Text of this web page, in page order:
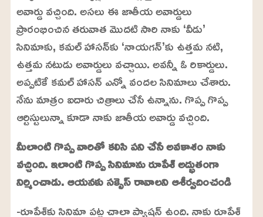
అవార్డు వచ్చింది. అసలు ఈ జాతీయ అవార్డులు
ప్రారంభించిన తరువాత మొదటి సారి నాకు ‘వీడు’
సినిమాకు, కమల్ హాసన్‌కు ‘నాయగన్’కు ఉత్తమ నటి,
ఉత్తమ నటుడు అవార్డులు వచ్చాయి. అవన్నీ ఓ రికార్డులు.
అప్పటికే కమల్ హాసన్ ఎన్నో వందల సినిమాలు చేశారు.
నేను మాత్రం ఐదారు చిత్రాలు చేసే ఉన్నాను. గొప్ప గొప్ప
ఆర్టిస్టులున్నా కూడా నాకు జాతీయ అవార్డు వచ్చింది.
మీలాంటి గొప్ప వారితో కలిసి పని చేసే అవకాశం నాకు
వచ్చింది. ఇలాంటి గొప్ప సినిమాను రూపేశ్ అద్భుతంగా
నిర్మించాడు. ఆయనకు సక్సెస్ రావాలని ఆశీర్వదించండి
-రూపేశ్‌కు సినిమా పట్ల చాలా ప్యాషన్ ఉంది. నాకు రూపేశ్